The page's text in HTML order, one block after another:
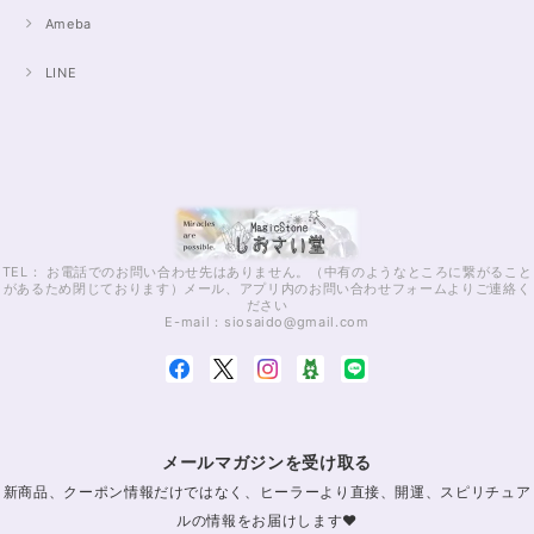
Ameba
LINE
TEL： お電話でのお問い合わせ先はありません。（中有のようなところに繋がること
があるため閉じております）メール、アプリ内のお問い合わせフォームよりご連絡く
ださい
E-mail： siosaido@gmail.com
メールマガジンを受け取る
新商品、クーポン情報だけではなく、ヒーラーより直接、開運、スピリチュア
ルの情報をお届けします♥